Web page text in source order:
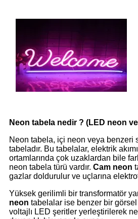
Neon tabela nedir ? (LED neon
Neon tabela, içi neon veya benzeri
tabeladır. Bu tabelalar, elektrik
ortamlarında çok uzaklardan bile
neon tabela türü vardır. Cam neon
gazlar doldurulur ve uçlarına
Yüksek gerilimli bir transformatör
neon tabelalar ise benzer bir
voltajlı LED şeritler yerleştirilerek